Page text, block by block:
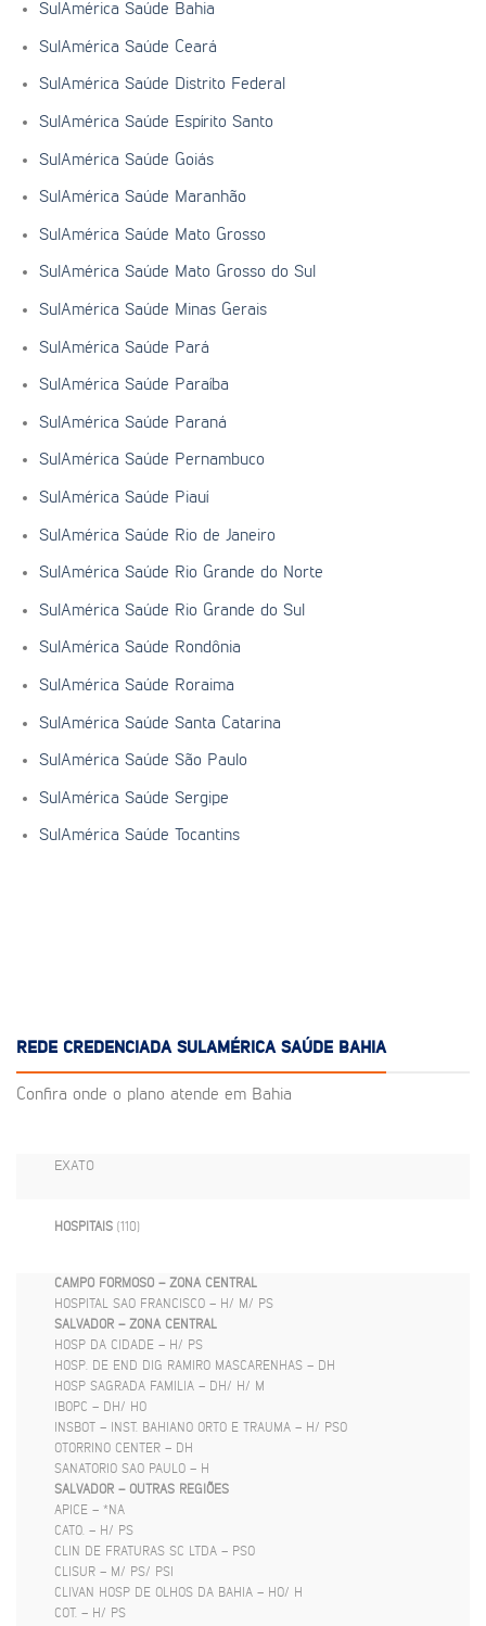
SulAmérica Saúde Bahia
SulAmérica Saúde Ceará
SulAmérica Saúde Distrito Federal
SulAmérica Saúde Espírito Santo
SulAmérica Saúde Goiás
SulAmérica Saúde Maranhão
SulAmérica Saúde Mato Grosso
SulAmérica Saúde Mato Grosso do Sul
SulAmérica Saúde Minas Gerais
SulAmérica Saúde Pará
SulAmérica Saúde Paraíba
SulAmérica Saúde Paraná
SulAmérica Saúde Pernambuco
SulAmérica Saúde Piauí
SulAmérica Saúde Rio de Janeiro
SulAmérica Saúde Rio Grande do Norte
SulAmérica Saúde Rio Grande do Sul
SulAmérica Saúde Rondônia
SulAmérica Saúde Roraima
SulAmérica Saúde Santa Catarina
SulAmérica Saúde São Paulo
SulAmérica Saúde Sergipe
SulAmérica Saúde Tocantins
REDE CREDENCIADA SULAMÉRICA SAÚDE BAHIA
Confira onde o plano atende em Bahia
EXATO
HOSPITAIS (110)
CAMPO FORMOSO – ZONA CENTRAL
HOSPITAL SAO FRANCISCO – H/ M/ PS
SALVADOR – ZONA CENTRAL
HOSP DA CIDADE – H/ PS
HOSP. DE END DIG RAMIRO MASCARENHAS – DH
HOSP SAGRADA FAMILIA – DH/ H/ M
IBOPC – DH/ HO
INSBOT – INST. BAHIANO ORTO E TRAUMA – H/ PSO
OTORRINO CENTER – DH
SANATORIO SAO PAULO – H
SALVADOR – OUTRAS REGIÕES
APICE – *NA
CATO. – H/ PS
CLIN DE FRATURAS SC LTDA – PSO
CLISUR – M/ PS/ PSI
CLIVAN HOSP DE OLHOS DA BAHIA – HO/ H
COT. – H/ PS